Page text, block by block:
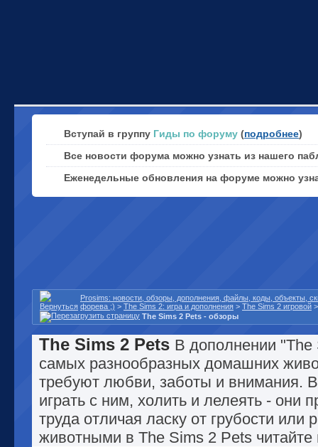
Вступай в группу Гиды по форуму (подробнее)
Все новости форума можно узнать из нашего
Еженедельные обновления на форуме можно
Prosims: новости, обзоры, дополнения, файлы, коды, объекты,
форева ;) > The Sims 2: игра и дополнения > The Sims 2 игровой
The Sims 2 Pets - обзоры
The Sims 2 Pets В дополнении "The
самых разнообразных домашних
требуют любви, заботы и внимания.
играть с ним, холить и лелеять - они
труда отличая ласку от грубости
животными в The Sims 2 Pets читайте